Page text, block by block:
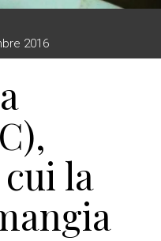
2016
la